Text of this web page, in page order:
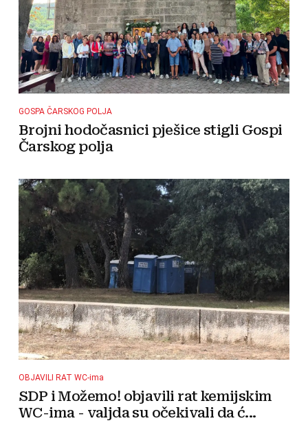
GOSPA ČARSKOG POLJA
Brojni hodočasnici pješice stigli Gospi
Čarskog polja
OBJAVILI RAT WC-ima
SDP i Možemo! objavili rat kemijskim
WC-ima - valjda su očekivali da ć...